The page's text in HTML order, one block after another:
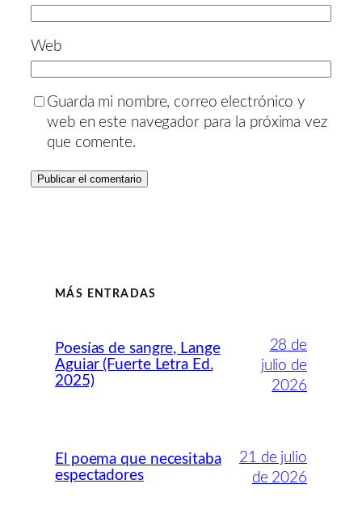
Web
Guarda mi nombre, correo electrónico y
web en este navegador para la próxima vez
que comente.
MÁS ENTRADAS
Poesías de sangre, Lange
Aguiar (Fuerte Letra Ed.
2025)
28 de
julio de
2026
El poema que necesitaba
espectadores
21 de julio
de 2026